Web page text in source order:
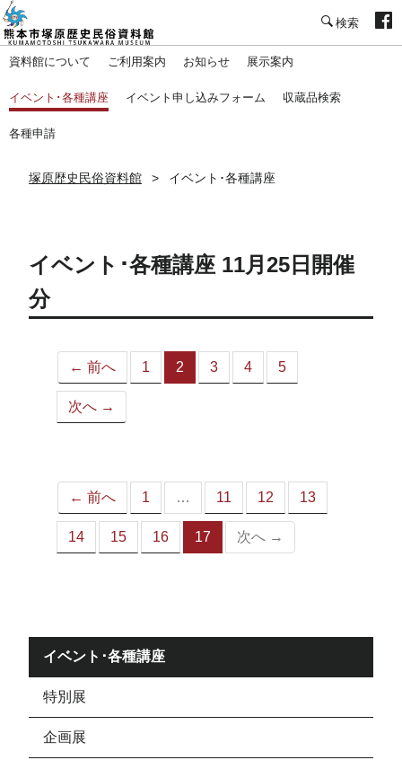
資料館について ご利用案内 お知らせ 展示案内
イベント･各種講座 イベント申し込みフォーム 収蔵品検索
各種申請
塚原歴史民俗資料館 イベント･各種講座
イベント･各種講座 11月25日開催
分
← 前へ 1 2
（こ
3 4 5
次へ →
← 前へ 1 … 11 12 13
14 15 16 17
（こ
次へ →
イベント･各種講座
特別展
企画展